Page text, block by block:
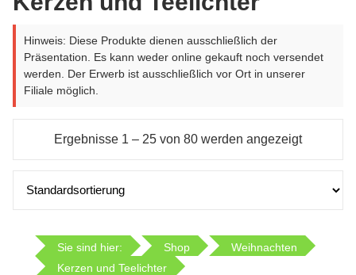
Hinweis: Diese Produkte dienen ausschließlich der
Präsentation. Es kann weder online gekauft noch versendet
werden. Der Erwerb ist ausschließlich vor Ort in unserer
Filiale möglich.
Ergebnisse 1 – 25 von 80 werden angezeigt
Sie sind hier: Shop
Weihnachten
Kerzen und Teelichter